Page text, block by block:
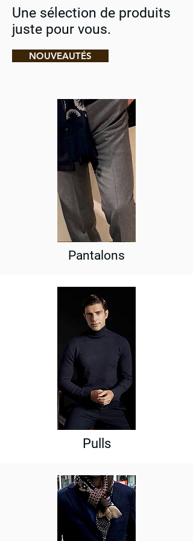
Une sélection de produits
juste pour vous.
NOUVEAUTÉS
Pantalons
Pulls